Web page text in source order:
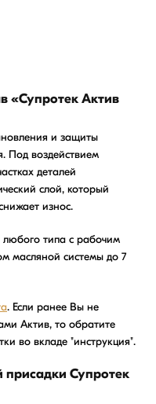
«Супротек Актив
и защиты
Под воздействием
деталей
слой, который
износ.
любого типа с рабочим
масляной системы до 7
. Если ранее Вы не
Актив, то обратите
во вкладе "инструкция".
Супротек